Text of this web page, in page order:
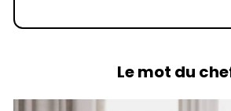
Le mot du